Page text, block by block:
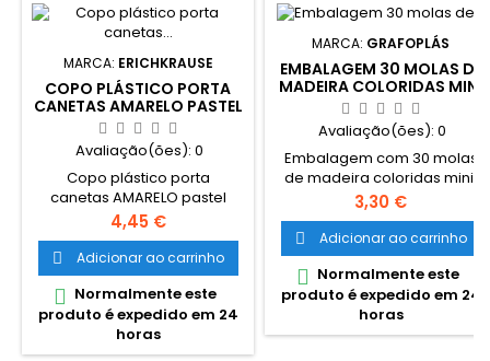
MARCA: ERICHKRAUSE
COPO PLÁSTICO PORTA
CANETAS AMARELO PASTEL
Avaliação(ões): 0
Copo plástico porta
canetas AMARELO pastel
Cores em tons de pastel.
Interior em cinzento e com 4
subdivisórias no fundo. Ideal
para utilizar no escritório, em
casa ou escola.
Preço
4,45 €
 Adicionar ao carrinho
 Normalmente este
produto é expedido em 24
horas
MARCA: GRAFOPLÁS
EMBALAGEM 30 MOLAS DE
MADEIRA COLORIDAS MINI
Avaliação(ões): 0
Embalagem com 30 molas
de madeira coloridas mini.
Molas pintadas com cores
intensas sortidas. Adequado
para utilizar em
manualidades. Da marca
FIXO. Comprimento
aproximado de cada mola:
21mm
Preço
3,30 €
 Adicionar ao carrinho
 Normalmente este
produto é expedido em 24
horas